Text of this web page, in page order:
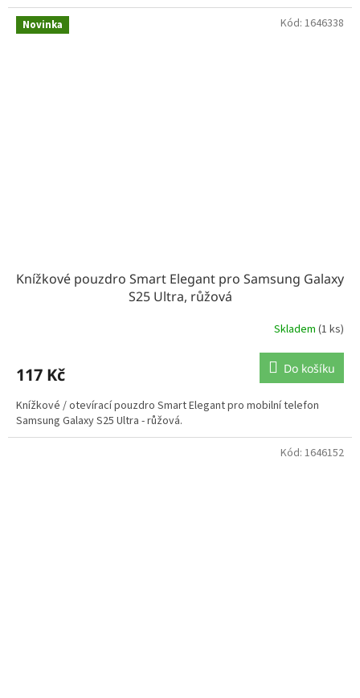
Novinka
Knížkové pouzdro Smart Elegant pro Samsung Galaxy
S25 Ultra, růžová
Skladem (1 ks)
117 Kč Do košíku
Knížkové / otevírací pouzdro Smart Elegant pro mobilní telefon
Samsung Galaxy S25 Ultra - růžová.
Kód: 1646338
Kód: 1646152